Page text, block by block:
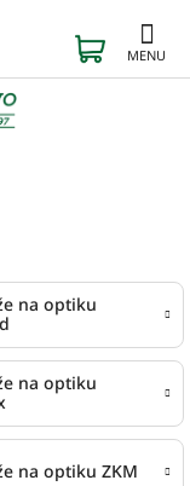
KOŠÍK
na optiku
na optiku
na optiku ZKM